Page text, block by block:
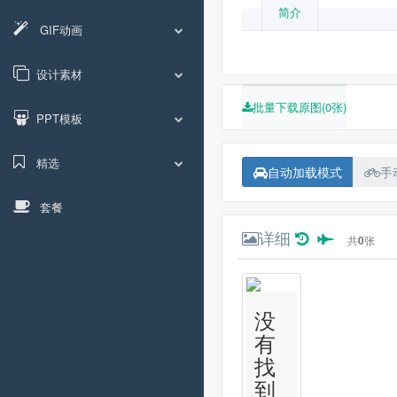
GIF动画
设计素材
PPT模板
精选
套餐
简介
批量下载原图(0张)
自动加载模式 手
详细 共0张
没
有
找
到